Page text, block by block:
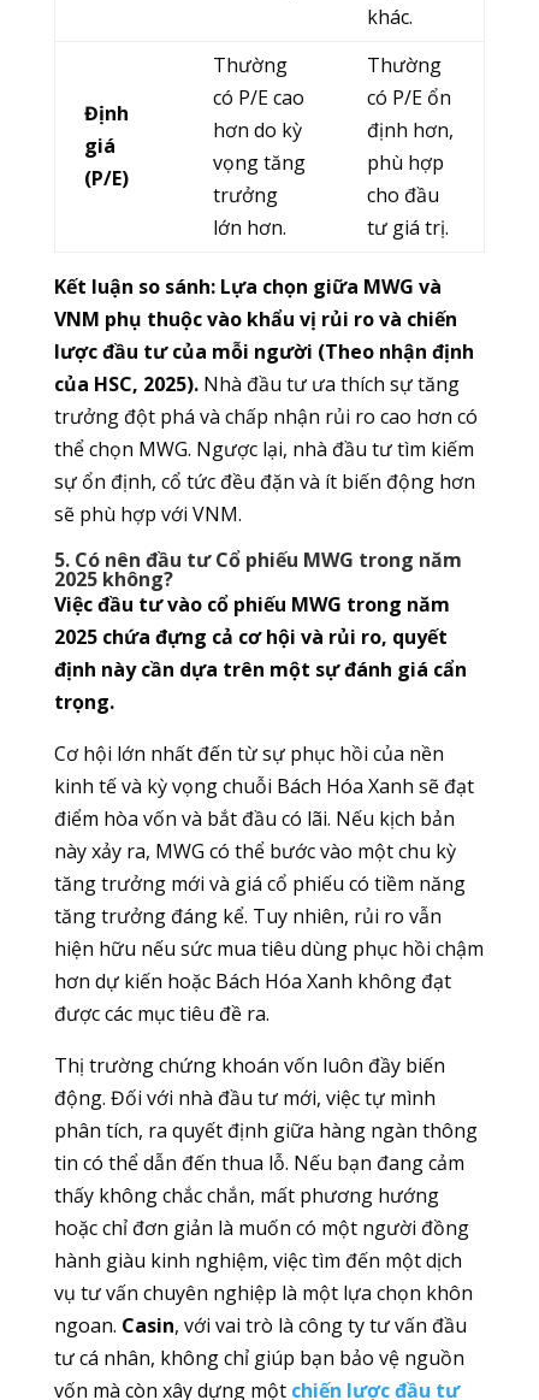
khác.
Định
giá
(P/E)
Thường
có P/E cao
hơn do kỳ
vọng tăng
trưởng
lớn hơn.
Thường
có P/E ổn
định hơn,
phù hợp
cho đầu
tư giá trị.
Kết luận so sánh: Lựa chọn giữa MWG và
VNM phụ thuộc vào khẩu vị rủi ro và chiến
lược đầu tư của mỗi người (Theo nhận định
của HSC, 2025).Nhà đầu tư ưa thích sự tăng
trưởng đột phá và chấp nhận rủi ro cao hơn có
thể chọn MWG. Ngược lại, nhà đầu tư tìm kiếm
sự ổn định, cổ tức đều đặn và ít biến động hơn
sẽ phù hợp với VNM.
5. Có nên đầu tư Cổ phiếu MWG trong năm
2025 không?
Việc đầu tư vào cổ phiếu MWG trong năm
2025 chứa đựng cả cơ hội và rủi ro, quyết
định này cần dựa trên một sự đánh giá cẩn
trọng.
Cơ hội lớn nhất đến từ sự phục hồi của nền
kinh tế và kỳ vọng chuỗi Bách Hóa Xanh sẽ đạt
điểm hòa vốn và bắt đầu có lãi. Nếu kịch bản
này xảy ra, MWG có thể bước vào một chu kỳ
tăng trưởng mới và giá cổ phiếu có tiềm năng
tăng trưởng đáng kể. Tuy nhiên, rủi ro vẫn
hiện hữu nếu sức mua tiêu dùng phục hồi chậm
hơn dự kiến hoặc Bách Hóa Xanh không đạt
được các mục tiêu đề ra.
Thị trường chứng khoán vốn luôn đầy biến
động. Đối với nhà đầu tư mới, việc tự mình
phân tích, ra quyết định giữa hàng ngàn thông
tin có thể dẫn đến thua lỗ. Nếu bạn đang cảm
thấy không chắc chắn, mất phương hướng
hoặc chỉ đơn giản là muốn có một người đồng
hành giàu kinh nghiệm, việc tìm đến một dịch
vụ tư vấn chuyên nghiệp là một lựa chọn khôn
ngoan. Casin, với vai trò là công ty tư vấn đầu
tư cá nhân, không chỉ giúp bạn bảo vệ nguồn
vốn mà còn xây dựng một chiến lược đầu tư